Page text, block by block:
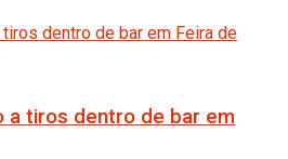
a tiros dentro de bar em